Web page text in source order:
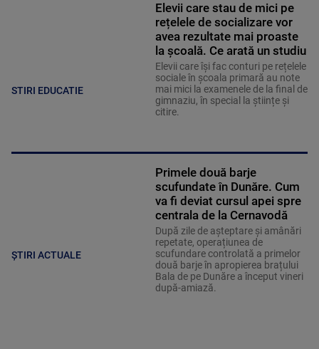
STIRI EDUCATIE
Elevii care stau de mici pe
rețelele de socializare vor
avea rezultate mai proaste
la școală. Ce arată un studiu
Elevii care îşi fac conturi pe rețelele
sociale în școala primară au note
mai mici la examenele de la final de
gimnaziu, în special la științe și
citire.
ȘTIRI ACTUALE
Primele două barje
scufundate în Dunăre. Cum
va fi deviat cursul apei spre
centrala de la Cernavodă
După zile de așteptare și amânări
repetate, operațiunea de
scufundare controlată a primelor
două barje în apropierea brațului
Bala de pe Dunăre a început vineri
după-amiază.